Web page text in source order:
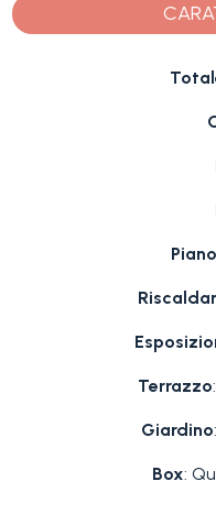
Piano
Terrazzo
Giardino
Box: